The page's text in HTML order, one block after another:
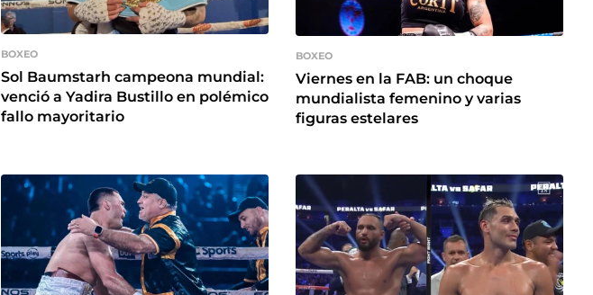
BOXEO
Sol Baumstarh campeona mundial:
venció a Yadira Bustillo en polémico
fallo mayoritario
BOXEO
Viernes en la FAB: un choque
mundialista femenino y varias
figuras estelares